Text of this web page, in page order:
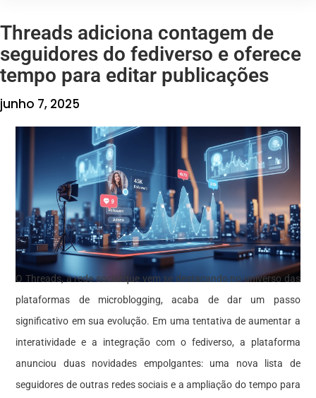
Threads adiciona contagem de
seguidores do fediverso e oferece
tempo para editar publicações
junho 7, 2025
O Threads, a rede social que vem se destacando no universo das
plataformas de microblogging, acaba de dar um passo
significativo em sua evolução. Em uma tentativa de aumentar a
interatividade e a integração com o fediverso, a plataforma
anunciou duas novidades empolgantes: uma nova lista de
seguidores de outras redes sociais e a ampliação do tempo para